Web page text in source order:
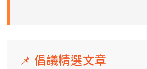
📌 倡議精選文章